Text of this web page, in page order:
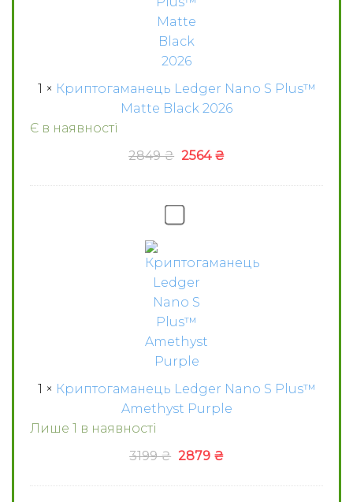
2026
1 × Криптогаманець Ledger Nano S Plus™
Matte Black 2026
Є в наявності
2849₴ Оригінальна
2564 ₴Поточна
S
Plus™
Amethyst
Purple
1 × Криптогаманець Ledger Nano S Plus™
Amethyst Purple
Лише 1 в наявності
3199₴ Оригінальна
2879 ₴Поточна